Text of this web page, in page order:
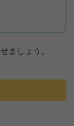
ましょう。